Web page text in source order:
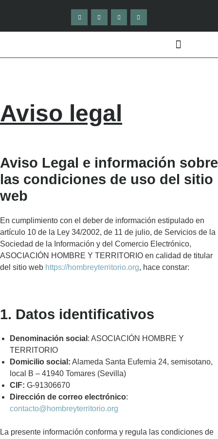
Aviso legal
Aviso Legal e información sobre
las condiciones de uso del sitio
web
En cumplimiento con el deber de información estipulado en
artículo 10 de la Ley 34/2002, de 11 de julio, de Servicios de la
Sociedad de la Información y del Comercio Electrónico,
ASOCIACIÓN HOMBRE Y TERRITORIO en calidad de titular
del sitio web https://hombreyterritorio.org, hace constar:
1. Datos identificativos
Denominación social : ASOCIACIÓN HOMBRE Y
TERRITORIO
Domicilio social: Alameda Santa Eufemia 24, semisotano,
local B – 41940 Tomares (Sevilla)
CIF: G-91306670
Dirección de correo electrónico:
contacto@hombreyterritorio.org
La presente información conforma y regula las condiciones de